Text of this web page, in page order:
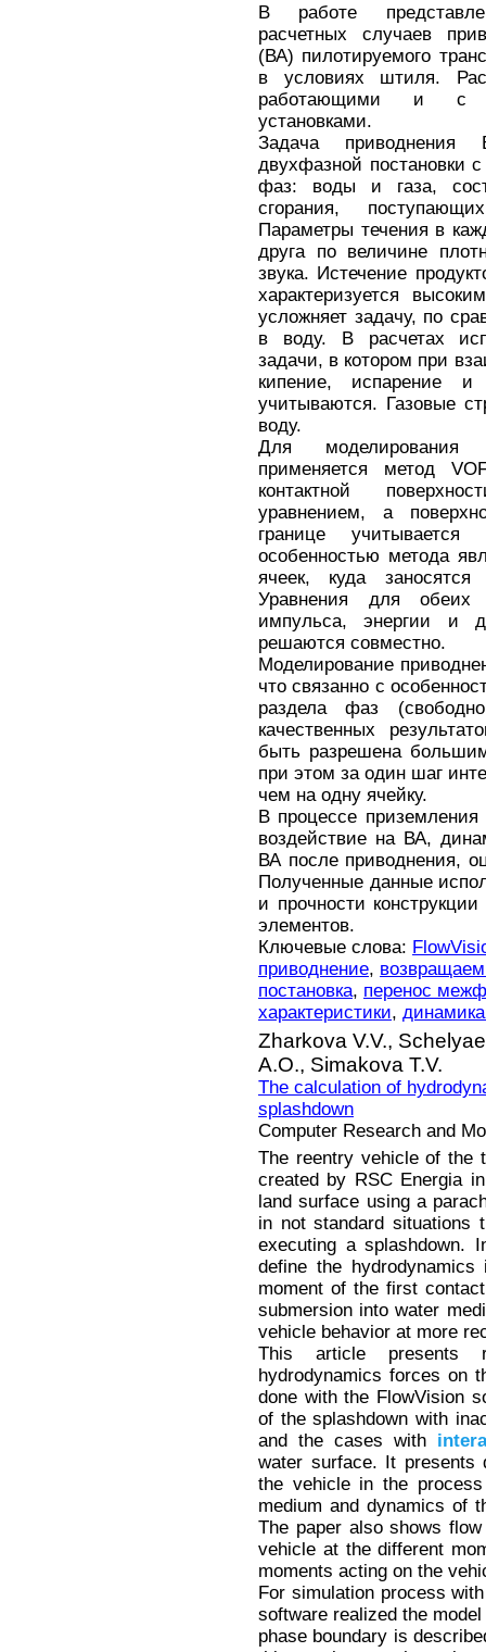
В работе
расчетных случаев
(ВА) пилотируемого
в условиях штиля.
работающими и с
установками.
Задача
двухфазной постановки
фаз: воды и газа,
сгорания,
Параметры течения в
друга по величине
звука. Истечение
характеризуется
усложняет задачу, по
в воду. В расчетах
задачи, в котором при
кипение, испарение и
учитываются. Газовые
воду.
Для моделирования
применяется метод
контактной
уравнением, а
границе
особенностью метода
ячеек, куда
Уравнения для обеих
импульса, энергии и
решаются совместно.
Моделирование
что связанно с
раздела фаз
качественных
быть разрешена
при этом за один шаг
чем на одну ячейку.
В процессе приземления
воздействие на ВА,
ВА после приводнения,
Полученные данные
и прочности
элементов.
Ключевые слова:
приводнение,
постановка, перенос
характеристики,
Zharkova V.V.,
A.O., Simakova T.V.
The calculation of
splashdown
Computer Research and
The reentry vehicle of the
created by RSC Energia
land surface using a
in not standard situations
executing a splashdown.
define the
moment of the first
submersion into water
vehicle behavior at more
This article presents
hydrodynamics forces on
done with the FlowVision
of the splashdown with
and the cases with
water surface. It presents
the vehicle in the
medium and dynamics of
The paper also shows
vehicle at the different
moments acting on the
For simulation process
software realized the
phase boundary is